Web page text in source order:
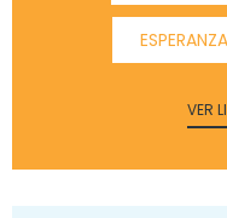
ESPERANZA
VER